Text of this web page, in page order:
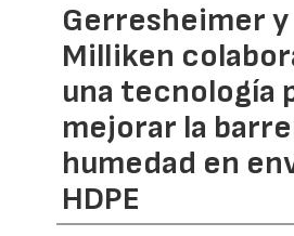
Gerresheimer y
Milliken
una tecnología
mejorar la
humedad en
HDPE